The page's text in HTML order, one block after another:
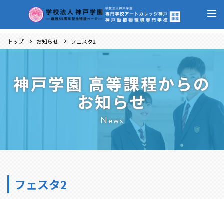
トップ お知らせ フェスタ2
神戸学園 高等課程からの
お知らせ
News
フェスタ2